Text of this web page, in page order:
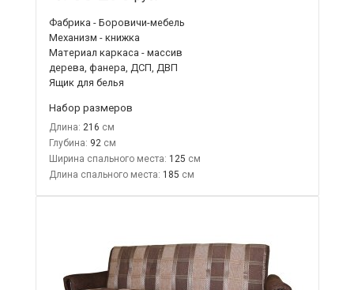
Фабрика - Боровичи-мебель
Механизм - книжка
Материал каркаса - массив
дерева, фанера, ДСП, ДВП
Ящик для белья
Набор размеров
Длина: 216
Глубина: 92
Ширина спального места: 125
Длина спального места: 185